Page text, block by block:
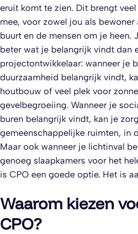
eruit komt te zien. Dit brengt
mee, voor zowel jou als
buurt en de mensen om je heen.
beter wat je belangrijk vindt dan
projectontwikkelaar: wanneer je
duurzaamheid belangrijk vindt,
houtbouw of veel plek voor
gevelbegroeiing. Wanneer je
buren belangrijk vindt, kan je
gemeenschappelijke ruimten, in
Maar ook wanneer je lichtinval
genoeg slaapkamers voor het
is CPO een goede optie. Het is
Waarom kiezen
CPO?